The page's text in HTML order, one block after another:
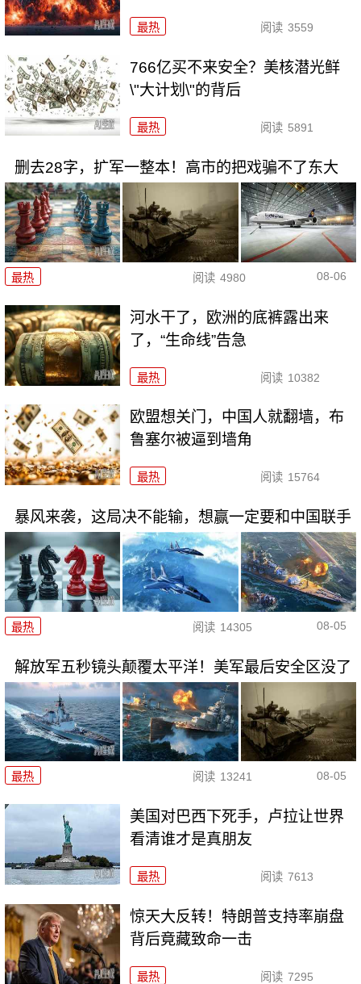
最热 阅读 3559
766亿买不来安全？美核潜光鲜
\"大计划\"的背后
最热 阅读 5891
删去28字，扩军一整本！高市的把戏骗不了东大
最热 阅读 4980 08-06
河水干了，欧洲的底裤露出来
了，“生命线”告急
最热 阅读 10382
欧盟想关门，中国人就翻墙，布
鲁塞尔被逼到墙角
最热 阅读 15764
暴风来袭，这局决不能输，想赢一定要和中国联手
最热 阅读 14305 08-05
解放军五秒镜头颠覆太平洋！美军最后安全区没了
最热 阅读 13241 08-05
美国对巴西下死手，卢拉让世界
看清谁才是真朋友
最热 阅读 7613
惊天大反转！特朗普支持率崩盘
背后竟藏致命一击
最热 阅读 7295